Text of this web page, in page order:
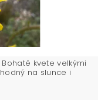
kvete velkými
na slunce i